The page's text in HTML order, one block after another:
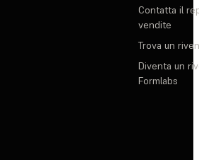
Contatta il
vendite
Trova un
Diventa un
Formlabs